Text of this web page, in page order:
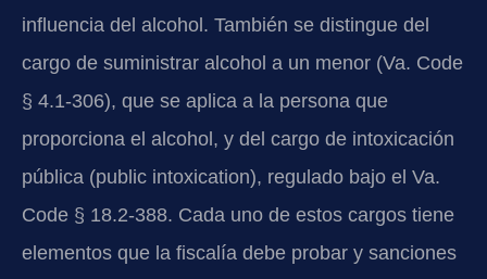
influencia del alcohol. También se distingue del
cargo de suministrar alcohol a un menor (Va. Code
§ 4.1-306), que se aplica a la persona que
proporciona el alcohol, y del cargo de intoxicación
pública (public intoxication), regulado bajo el Va.
Code § 18.2-388. Cada uno de estos cargos tiene
elementos que la fiscalía debe probar y sanciones